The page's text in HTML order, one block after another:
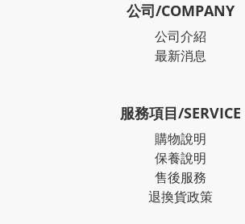
公司/COMPANY
公司介紹
最新消息
服務項目/SERVICE
購物說明
保養說明
售後服務
退換貨政策